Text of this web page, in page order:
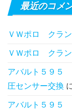
最近のコメ
ＶＷポロ クラ
ＶＷポロ クラ
アバルト５９５
圧センサー交換
アバルト５９５